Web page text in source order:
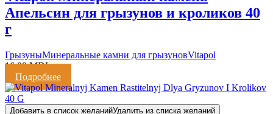
Апельсин для грызунов и кроликов 40
г
ГрызуныМинеральные камни для грызуновVitapol
16,00MDL
Подробнее
Добавить в список желанийУдалить из списка желаний